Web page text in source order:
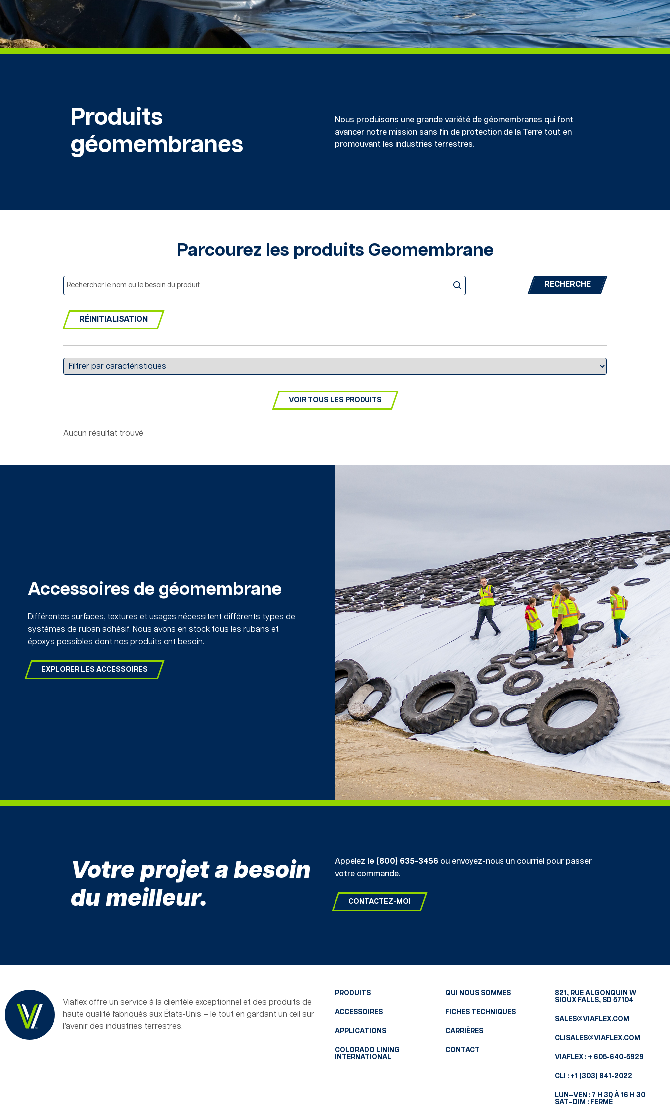
Produits
géomembranes
Nous produisons une grande variété de géomembranes qui font
avancer notre mission sans fin de protection de la Terre tout en
promouvant les industries terrestres.
Parcourez les produits Geomembrane
RÉINITIALISATION
VOIR TOUS LES PRODUITS
Aucun résultat trouvé
Accessoires de géomembrane
Différentes surfaces, textures et usages nécessitent différents types de
systèmes de ruban adhésif. Nous avons en stock tous les rubans et
époxys possibles dont nos produits ont besoin.
EXPLORER LES ACCESSOIRES
Votre projet a besoin
du meilleur.
Appelez le (800) 635-3456 ou envoyez-nous un courriel pour passer
votre commande.
CONTACTEZ-MOI
Viaflex offre un service à la clientèle exceptionnel et des produits de
haute qualité fabriqués aux États-Unis – le tout en gardant un œil sur
l’avenir des industries terrestres.
PRODUITS
ACCESSOIRES
APPLICATIONS
COLORADO LINING
INTERNATIONAL
QUI NOUS SOMMES
FICHES TECHNIQUES
CARRIÈRES
CONTACT
821, RUE ALGONQUIN W
SIOUX FALLS, SD 57104
SALES@VIAFLEX.COM
CLISALES@VIAFLEX.COM
VIAFLEX : + 605-640-5929
CLI : +1 (303) 841-2022
LUN–VEN : 7 H 30 À 16 H 30
SAT–DIM : FERMÉ